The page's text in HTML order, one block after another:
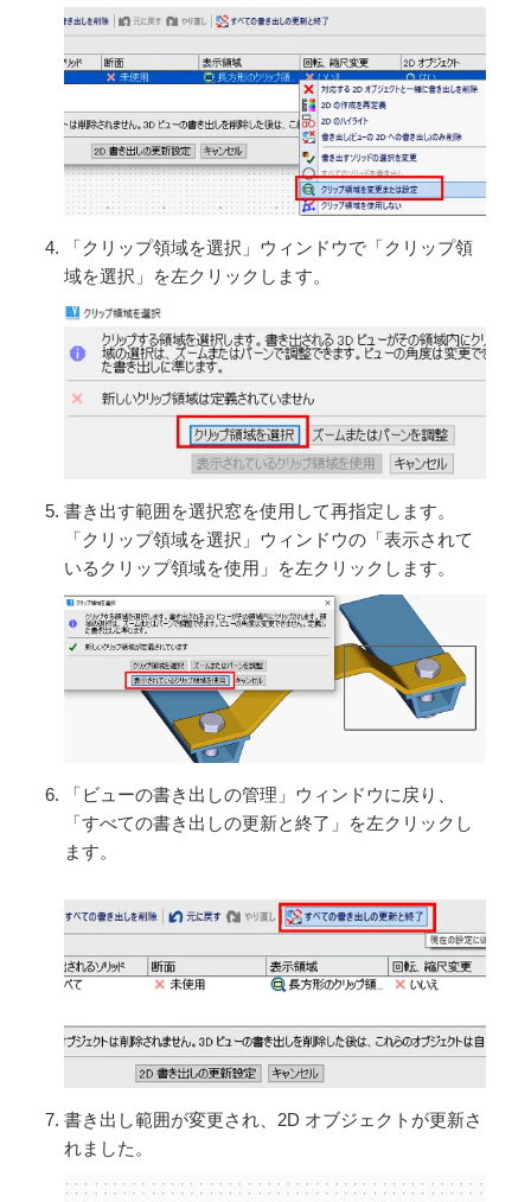
「クリップ領域を選択」ウィンドウで「クリップ領
域を選択」を左クリックします。
書き出す範囲を選択窓を使用して再指定します。
「クリップ領域を選択」ウィンドウの「表示されて
いるクリップ領域を使用」を左クリックします。
「ビューの書き出しの管理」ウィンドウに戻り、
「すべての書き出しの更新と終了」を左クリックし
ます。
書き出し範囲が変更され、2D オブジェクトが更新さ
れました。